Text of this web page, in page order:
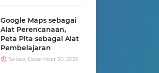
Google Maps sebagai
Alat Perencanaan,
Peta Pita sebagai Alat
Pembelajaran
Selasa, Desember 30, 2025